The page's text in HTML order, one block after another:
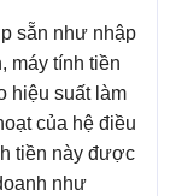
sẵn như nhập
máy tính tiền
hiệu suất làm
của hệ điều
tiền này được
như